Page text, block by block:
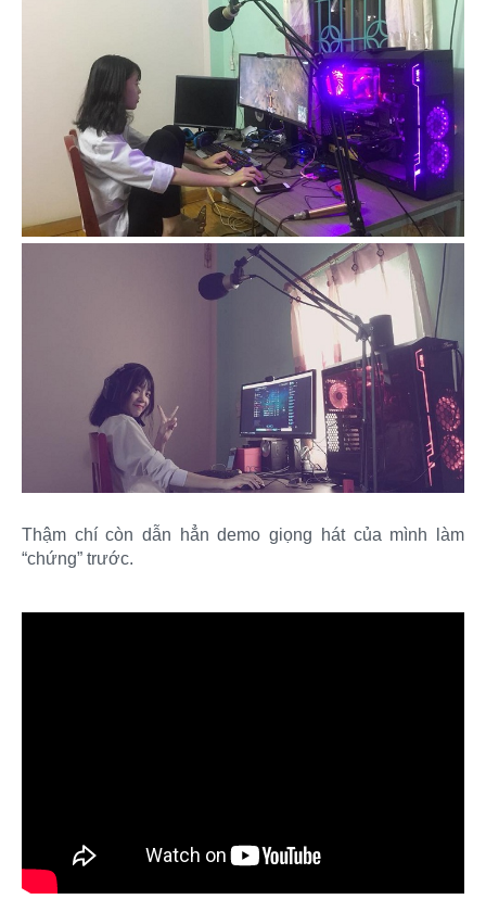
Thậm chí còn dẫn hẳn demo giọng hát của mình làm
“chứng” trước.